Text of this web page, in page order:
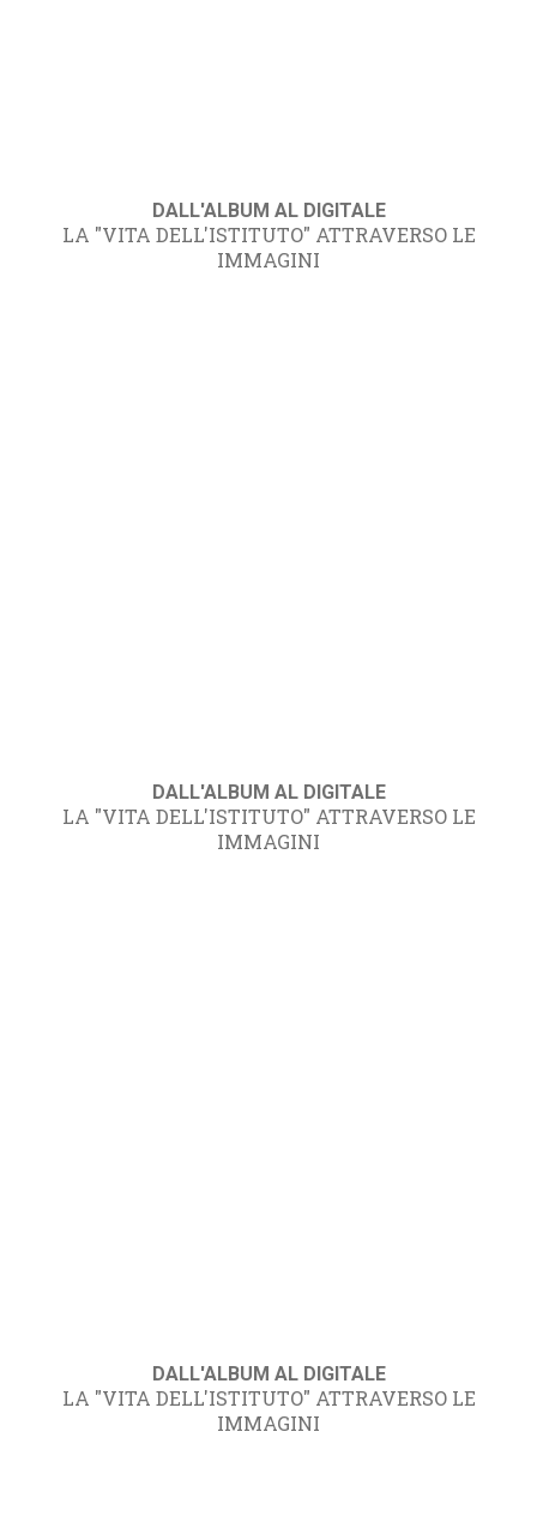
DALL'ALBUM AL DIGITALE
LA "VITA DELL'ISTITUTO" ATTRAVERSO LE
IMMAGINI
DALL'ALBUM AL DIGITALE
LA "VITA DELL'ISTITUTO" ATTRAVERSO LE
IMMAGINI
DALL'ALBUM AL DIGITALE
LA "VITA DELL'ISTITUTO" ATTRAVERSO LE
IMMAGINI